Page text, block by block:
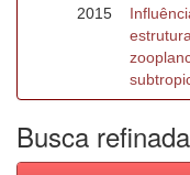
2015
Busca refinada